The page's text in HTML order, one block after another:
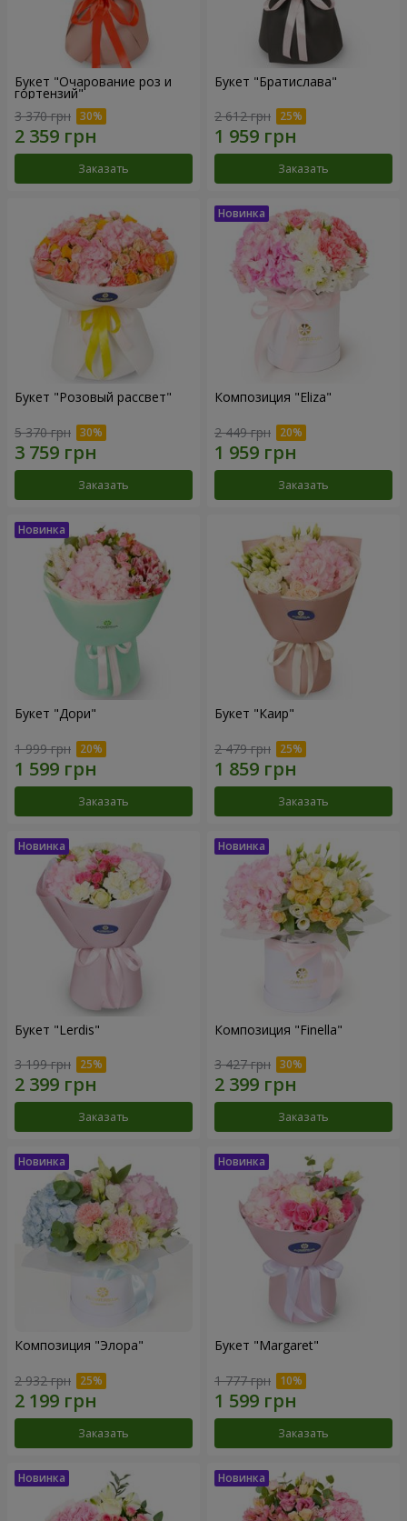
Букет "Очарование роз и
гортензий"
3 370 грн
Заказать
Букет "Братислава"
2 612 грн
Заказать
Букет "Розовый рассвет"
5 370 грн
Заказать
Композиция "Eliza"
2 449 грн
Заказать
Букет "Дори"
1 999 грн
Заказать
Букет "Каир"
2 479 грн
Заказать
Букет "Lerdis"
3 199 грн
Заказать
Композиция "Finella"
3 427 грн
Заказать
Композиция "Элора"
2 932 грн
Заказать
Букет "Margaret"
1 777 грн
Заказать